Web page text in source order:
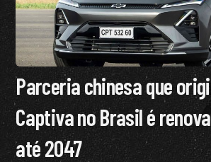
Parceria chinesa que
Captiva no Brasil é
até 2047